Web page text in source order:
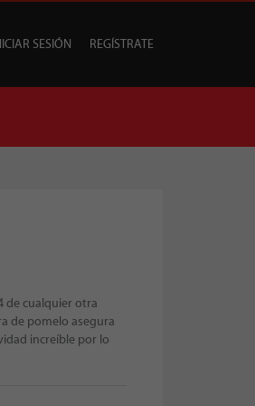
SESIÓN REGÍSTRATE
de cualquier otra
de pomelo asegura
increíble por lo